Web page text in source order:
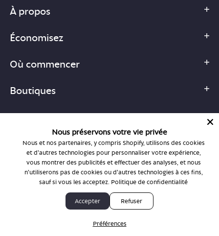
À propos
Économisez
Où commencer
Boutiques
1-877-755-6659
support@bonlook.com
© BonLook 2026, exploité par BonLook Optique et BonLook BC.
Dr Frédéric Marchand, optométriste.
Politique de confidentialité et conditions générales
Nous préservons votre vie privée
Nous et nos partenaires, y compris Shopify, utilisons des cookies
et d'autres technologies pour personnaliser votre expérience,
vous montrer des publicités et effectuer des analyses, et nous
n'utiliserons pas de cookies ou d'autres technologies à ces fins,
sauf si vous les acceptez. Politique de confidentialité
Accepter Refuser
Préférences